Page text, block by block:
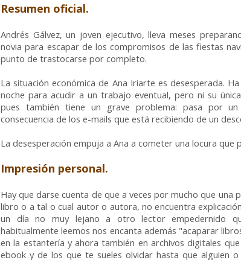
Resumen oficial.
Andrés Gálvez, un joven ejecutivo, lleva meses
novia para escapar de los compromisos de las fiestas
punto de trastocarse por completo.
La situación económica de Ana Iriarte es desesperada.
noche para acudir a un trabajo eventual, pero ni su
pues también tiene un grave problema: pasa por
consecuencia de los e-mails que está recibiendo de un
La desesperación empuja a Ana a cometer una locura que
Impresión personal.
Hay que darse cuenta de que a veces por mucho que una
libro o a tal o cual autor o autora, no encuentra
un día no muy lejano a otro lector empedernido
habitualmente leemos nos encanta además "acaparar
en la estantería y ahora también en archivos digitales
ebook y de los que te sueles olvidar hasta que alguien